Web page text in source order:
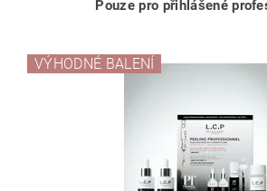
Pouze pro přihlášené
VÝHODNÉ BALENÍ